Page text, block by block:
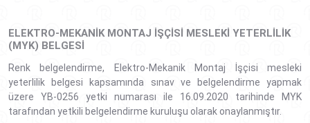
ELEKTRO-MEKANIK MONTAJ İŞÇISI MESLEKI YETERLILIK
(MYK) BELGESI
Renk belgelendirme, Elektro-Mekanik Montaj İşçisi mesleki
yeterlilik belgesi kapsamında sınav ve belgelendirme yapmak
üzere YB-0256 yetki numarası ile 16.09.2020 tarihinde MYK
tarafından yetkili belgelendirme kuruluşu olarak onaylanmıştır.